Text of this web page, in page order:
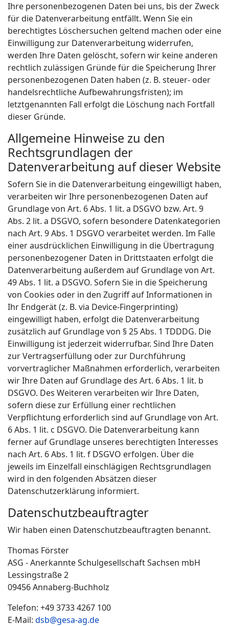
Ihre personenbezogenen Daten bei uns, bis der Zweck
für die Datenverarbeitung entfällt. Wenn Sie ein
berechtigtes Löschersuchen geltend machen oder eine
Einwilligung zur Datenverarbeitung widerrufen,
werden Ihre Daten gelöscht, sofern wir keine anderen
rechtlich zulässigen Gründe für die Speicherung Ihrer
personenbezogenen Daten haben (z. B. steuer- oder
handelsrechtliche Aufbewahrungsfristen); im
letztgenannten Fall erfolgt die Löschung nach Fortfall
dieser Gründe.
Allgemeine Hinweise zu den
Rechtsgrundlagen der
Datenverarbeitung auf dieser Website
Sofern Sie in die Datenverarbeitung eingewilligt haben,
verarbeiten wir Ihre personenbezogenen Daten auf
Grundlage von Art. 6 Abs. 1 lit. a DSGVO bzw. Art. 9
Abs. 2 lit. a DSGVO, sofern besondere Datenkategorien
nach Art. 9 Abs. 1 DSGVO verarbeitet werden. Im Falle
einer ausdrücklichen Einwilligung in die Übertragung
personenbezogener Daten in Drittstaaten erfolgt die
Datenverarbeitung außerdem auf Grundlage von Art.
49 Abs. 1 lit. a DSGVO. Sofern Sie in die Speicherung
von Cookies oder in den Zugriff auf Informationen in
Ihr Endgerät (z. B. via Device-Fingerprinting)
eingewilligt haben, erfolgt die Datenverarbeitung
zusätzlich auf Grundlage von § 25 Abs. 1 TDDDG. Die
Einwilligung ist jederzeit widerrufbar. Sind Ihre Daten
zur Vertragserfüllung oder zur Durchführung
vorvertraglicher Maßnahmen erforderlich, verarbeiten
wir Ihre Daten auf Grundlage des Art. 6 Abs. 1 lit. b
DSGVO. Des Weiteren verarbeiten wir Ihre Daten,
sofern diese zur Erfüllung einer rechtlichen
Verpflichtung erforderlich sind auf Grundlage von Art.
6 Abs. 1 lit. c DSGVO. Die Datenverarbeitung kann
ferner auf Grundlage unseres berechtigten Interesses
nach Art. 6 Abs. 1 lit. f DSGVO erfolgen. Über die
jeweils im Einzelfall einschlägigen Rechtsgrundlagen
wird in den folgenden Absätzen dieser
Datenschutzerklärung informiert.
Datenschutz­beauftragter
Wir haben einen Datenschutzbeauftragten benannt.
Thomas Förster
ASG - Anerkannte Schulgesellschaft Sachsen mbH
Lessingstraße 2
09456 Annaberg-Buchholz
Telefon: +49 3733 4267 100
E-Mail: dsb@gesa-ag.de